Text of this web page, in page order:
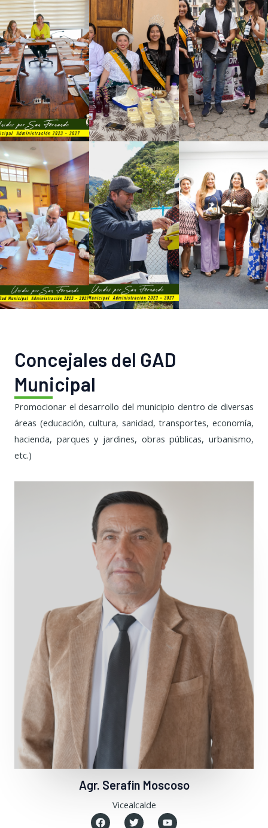
Concejales del GAD
Municipal
Promocionar el desarrollo del municipio dentro de diversas
áreas (educación, cultura, sanidad, transportes, economía,
hacienda, parques y jardines, obras públicas, urbanismo,
etc.)
Agr. Serafin Moscoso
Vicealcalde
F T Y